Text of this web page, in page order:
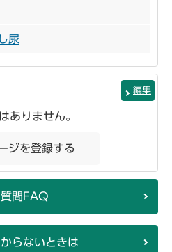
尿
編集
ありません。
ジを登録する
問FAQ
らないときは